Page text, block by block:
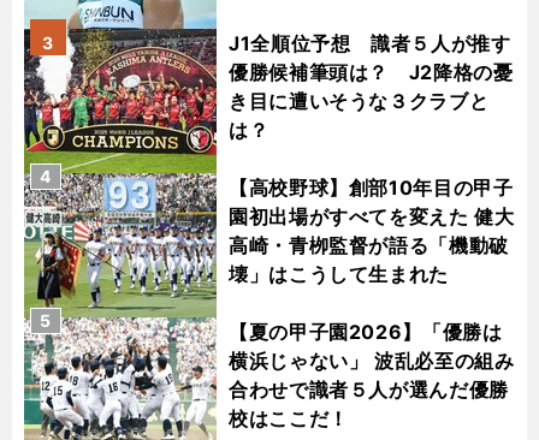
J1全順位予想 識者５人が推す
優勝候補筆頭は？ J2降格の憂
き目に遭いそうな３クラブと
は？
3
【高校野球】創部10年目の甲子
園初出場がすべてを変えた 健大
高崎・青栁監督が語る「機動破
壊」はこうして生まれた
4
【夏の甲子園2026】「優勝は
横浜じゃない」 波乱必至の組み
合わせで識者５人が選んだ優勝
校はここだ！
5